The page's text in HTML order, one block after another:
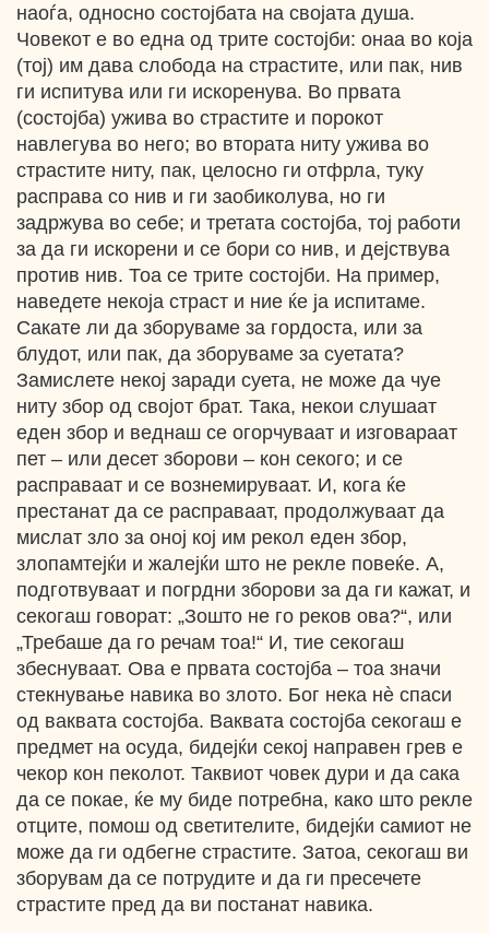
наоѓа, односно состојбата на својата душа.
Човекот е во една од трите состојби: онаа во која
(тој) им дава слобода на страстите, или пак, нив
ги испитува или ги искоренува. Во првата
(состојба) ужива во страстите и порокот
навлегува во него; во втората ниту ужива во
страстите ниту, пак, целосно ги отфрла, туку
расправа со нив и ги заобиколува, но ги
задржува во себе; и третата состојба, тој работи
за да ги искорени и се бори со нив, и дејствува
против нив. Тоа се трите состојби. На пример,
наведете некоја страст и ние ќе ја испитаме.
Сакате ли да зборуваме за гордоста, или за
блудот, или пак, да зборуваме за суетата?
Замислете некој заради суета, не може да чуе
ниту збор од својот брат. Така, некои слушаат
еден збор и веднаш се огорчуваат и изговараат
пет – или десет зборови – кон секого; и се
расправаат и се вознемируваат. И, кога ќе
престанат да се расправаат, продолжуваат да
мислат зло за оној кој им рекол еден збор,
злопамтејќи и жалејќи што не рекле повеќе. А,
подготвуваат и погрдни зборови за да ги кажат, и
секогаш говорат: „Зошто не го реков ова?“, или
„Требаше да го речам тоа!“ И, тие секогаш
збеснуваат. Ова е првата состојба – тоа значи
стекнување навика во злото. Бог нека нè спаси
од ваквата состојба. Ваквата состојба секогаш е
предмет на осуда, бидејќи секој направен грев е
чекор кон пеколот. Таквиот човек дури и да сака
да се покае, ќе му биде потребна, како што рекле
отците, помош од светителите, бидејќи самиот не
може да ги одбегне страстите. Затоа, секогаш ви
зборувам да се потрудите и да ги пресечете
страстите пред да ви постанат навика.